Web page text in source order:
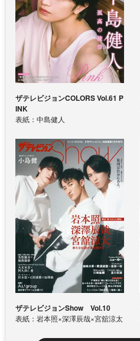
ザテレビジョンCOLORS Vol.61 P
INK
表紙：中島健人
ザテレビジョンShow Vol.10
表紙：岩本照×深澤辰哉×宮舘涼太